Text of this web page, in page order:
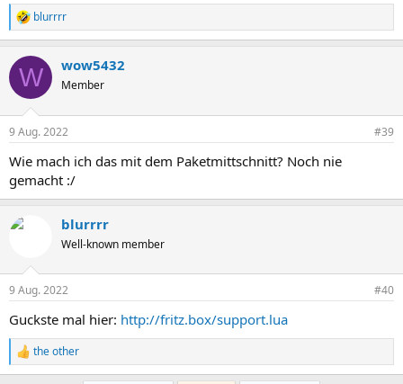
R
e
k
i
e
:
blurrrr
W wow5432
Member
9 Aug. 2022 #39
Wie mach ich das mit dem Paketmittschnitt? Noch nie
gemacht :/
blurrrr
Well-known member
9 Aug. 2022 #40
Guckste mal hier: http://fritz.box/support.lua
R
e
the other